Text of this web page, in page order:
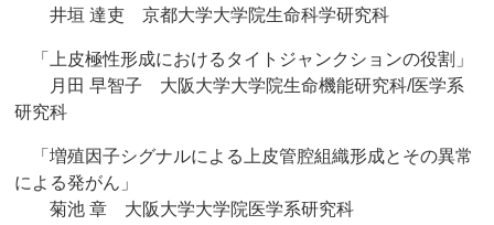
井垣 達吏 京都大学大学院生命科学研究科
「上皮極性形成におけるタイトジャンクションの役割」
月田 早智子 大阪大学大学院生命機能研究科/医学系
研究科
「増殖因子シグナルによる上皮管腔組織形成とその異常
による発がん」
菊池 章 大阪大学大学院医学系研究科